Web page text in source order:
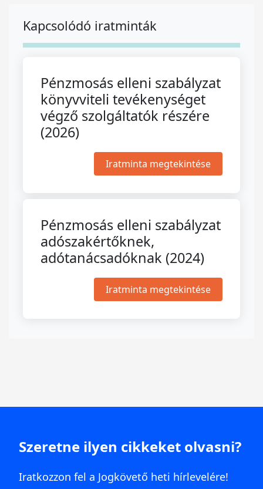
Kapcsolódó iratminták
Pénzmosás elleni szabályzat
könyvviteli tevékenységet
végző szolgáltatók részére
(2026)
Iratminta megtekintése
Pénzmosás elleni szabályzat
adószakértőknek,
adótanácsadóknak (2024)
Iratminta megtekintése
Szeretne ilyen cikkeket olvasni?
Iratkozzon fel a Jogkövető heti hírlevelére!